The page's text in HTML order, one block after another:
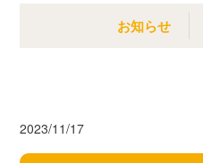
お知らせ
2023/11/17